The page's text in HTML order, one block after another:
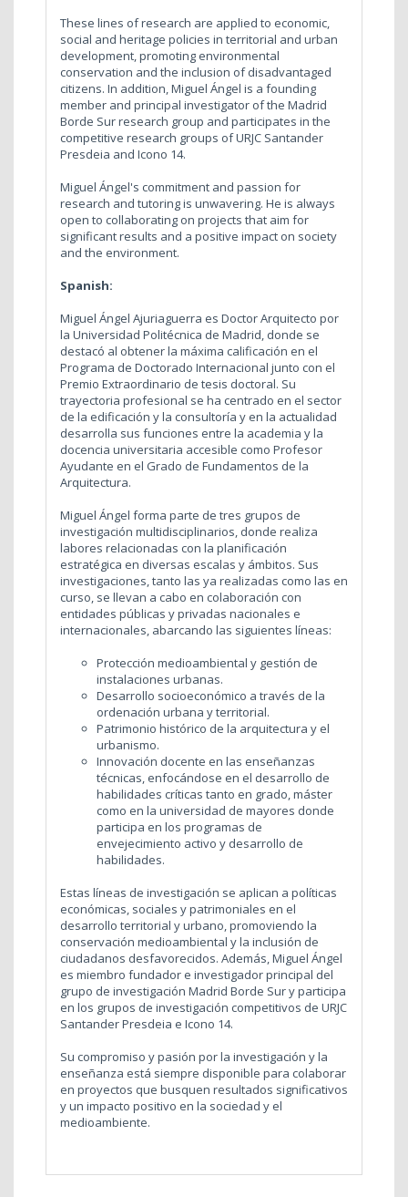
These lines of research are applied to economic,
social and heritage policies in territorial and urban
development, promoting environmental
conservation and the inclusion of disadvantaged
citizens. In addition, Miguel Ángel is a founding
member and principal investigator of the Madrid
Borde Sur research group and participates in the
competitive research groups of URJC Santander
Presdeia and Icono 14.
Miguel Ángel's commitment and passion for
research and tutoring is unwavering. He is always
open to collaborating on projects that aim for
significant results and a positive impact on society
and the environment.
Spanish:
Miguel Ángel Ajuriaguerra es Doctor Arquitecto por
la Universidad Politécnica de Madrid, donde se
destacó al obtener la máxima calificación en el
Programa de Doctorado Internacional junto con el
Premio Extraordinario de tesis doctoral. Su
trayectoria profesional se ha centrado en el sector
de la edificación y la consultoría y en la actualidad
desarrolla sus funciones entre la academia y la
docencia universitaria accesible como Profesor
Ayudante en el Grado de Fundamentos de la
Arquitectura.
Miguel Ángel forma parte de tres grupos de
investigación multidisciplinarios, donde realiza
labores relacionadas con la planificación
estratégica en diversas escalas y ámbitos. Sus
investigaciones, tanto las ya realizadas como las en
curso, se llevan a cabo en colaboración con
entidades públicas y privadas nacionales e
internacionales, abarcando las siguientes líneas:
Protección medioambiental y gestión de
instalaciones urbanas.
Desarrollo socioeconómico a través de la
ordenación urbana y territorial.
Patrimonio histórico de la arquitectura y el
urbanismo.
Innovación docente en las enseñanzas
técnicas, enfocándose en el desarrollo de
habilidades críticas tanto en grado, máster
como en la universidad de mayores donde
participa en los programas de
envejecimiento activo y desarrollo de
habilidades.
Estas líneas de investigación se aplican a políticas
económicas, sociales y patrimoniales en el
desarrollo territorial y urbano, promoviendo la
conservación medioambiental y la inclusión de
ciudadanos desfavorecidos. Además, Miguel Ángel
es miembro fundador e investigador principal del
grupo de investigación Madrid Borde Sur y participa
en los grupos de investigación competitivos de URJC
Santander Presdeia e Icono 14.
Su compromiso y pasión por la investigación y la
enseñanza está siempre disponible para colaborar
en proyectos que busquen resultados significativos
y un impacto positivo en la sociedad y el
medioambiente.